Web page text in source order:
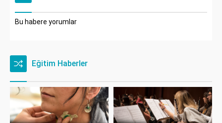
Bu habere yorumlar
Eğitim Haberler